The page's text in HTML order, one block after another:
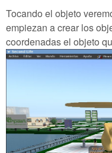
Tocando el objeto
empiezan a crear los
coordenadas el objeto